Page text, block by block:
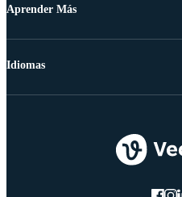
Aprender Más
Idiomas